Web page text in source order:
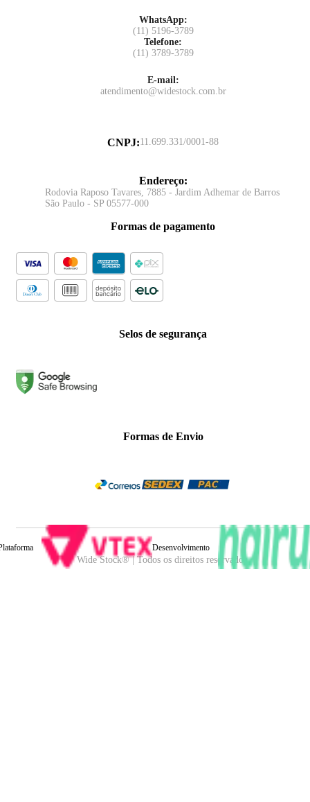
WhatsApp:
(11) 5196-3789
Telefone:
(11) 3789-3789
E-mail:
atendimento@widestock.com.br
CNPJ:11.699.331/0001-88
Endereço:
Rodovia Raposo Tavares, 7885 - Jardim Adhemar de Barros
São Paulo - SP 05577-000
Formas de pagamento
Selos de segurança
Formas de Envio
Wide Stock® | Todos os direitos reservados.
Desenvolvimento